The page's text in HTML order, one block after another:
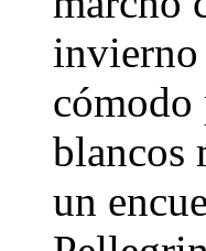
invierno
blancos
un